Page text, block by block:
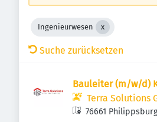
Ingenieurwesen
Suche zurücksetzen
Bauleiter (m/w/d)
Terra Solutions
76661